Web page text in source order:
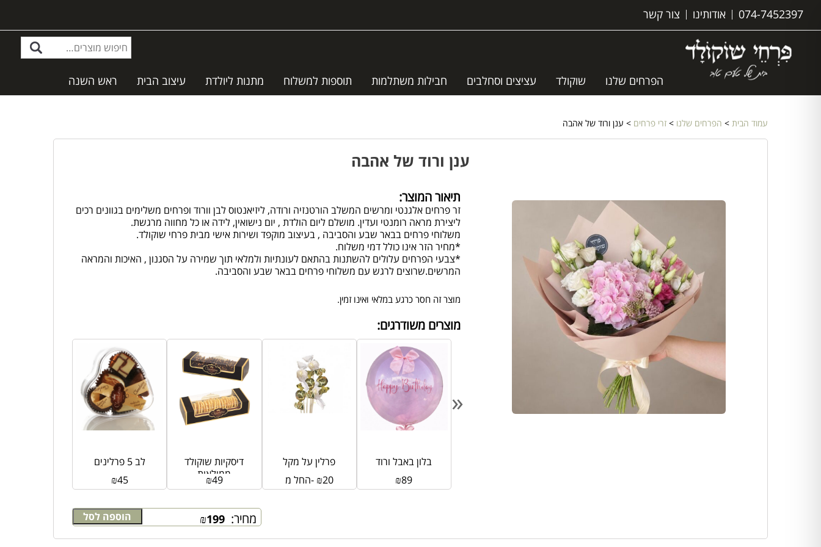
074-7452397 אודותינו צור קשר
הפרחים שלנו שוקולד עציצים וסחלבים חבילות משתלמות תוספות למשלוח מתנות ליולדת עיצוב הבית ראש השנה
עמוד הבית > הפרחים שלנו > זרי פרחים > ענן ורוד של אהבה
ענן ורוד של אהבה
תיאור המוצר:
זר פרחים אלגנטי ומרשים המשלב הורטנזיה ורודה, ליזיאנטוס לבן וורוד ופרחים משלימים בגוונים רכים
ליצירת מראה רומנטי ועדין. מושלם ליום הולדת , יום נישואין, לידה או כל מחווה מרגשת.
משלוחי פרחים בבאר שבע והסביבה , בעיצוב מוקפד ושירות אישי מבית פרחי שוקולד.
*מחיר הזר אינו כולל דמי משלוח.
*צבעי הפרחים עלולים להשתנות בהתאם לעונתיות ולמלאי תוך שמירה על הסגנון , האיכות והמראה
המרשים.שרוצים לרגש עם משלוחי פרחים בבאר שבע והסביבה.
מוצר זה חסר כרגע במלאי ואינו זמין.
מחיר: ₪199 הוספה לסל
מוצרים משודרגים:
לב 5 פרלינים
₪45
דיסקיות שוקולד
ממולאות
₪49
פרלין על מקל
החל מ- ₪20
בלון באבל ורוד
₪89
«